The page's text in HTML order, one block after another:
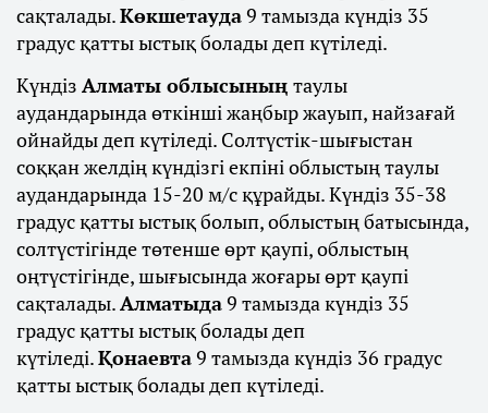
сақталады.Көкшетауда9 тамызда күндіз 35
градус қатты ыстық болады деп күтіледі.
Күндіз Алматы облысының таулы
аудандарында өткінші жаңбыр жауып, найзағай
ойнайды деп күтіледі. Солтүстік-шығыстан
соққан желдің күндізгі екпіні облыстың таулы
аудандарында 15-20 м/с құрайды. Күндіз 35-38
градус қатты ыстық болып, облыстың батысында,
солтүстігінде төтенше өрт қаупі, облыстың
оңтүстігінде, шығысында жоғары өрт қаупі
сақталады.Алматыда9 тамызда күндіз 35
градус қатты ыстық болады деп
күтіледі.Қонаевта9 тамызда күндіз 36 градус
қатты ыстық болады деп күтіледі.